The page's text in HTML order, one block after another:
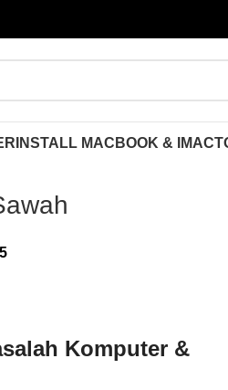
INSTALL MACBOOK & IMAC
Komputer &